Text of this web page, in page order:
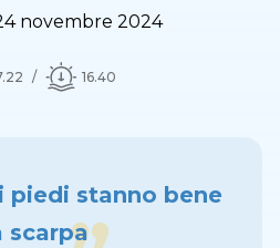
novembre 2024
16.40
stanno bene
scarpa